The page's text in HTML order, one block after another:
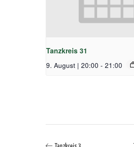
Tanzkreis 31
9. August | 20:00 - 21:00